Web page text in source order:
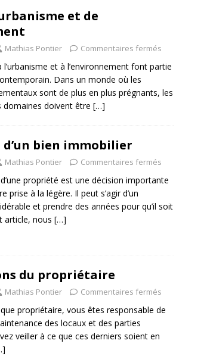
et de
Mathias Pontier Commentaires fermés
et à l’environnement font partie
Dans un monde où les
sont de plus en plus prégnants, les
domaines doivent être […]
d’un bien immobilier
Mathias Pontier Commentaires fermés
propriété est une décision importante
prise à la légère. Il peut s’agir d’un
et prendre des années pour qu’il soit
article, nous […]
du propriétaire
Mathias Pontier Commentaires fermés
propriétaire, vous êtes responsable de
des locaux et des parties
veiller à ce que ces derniers soient en